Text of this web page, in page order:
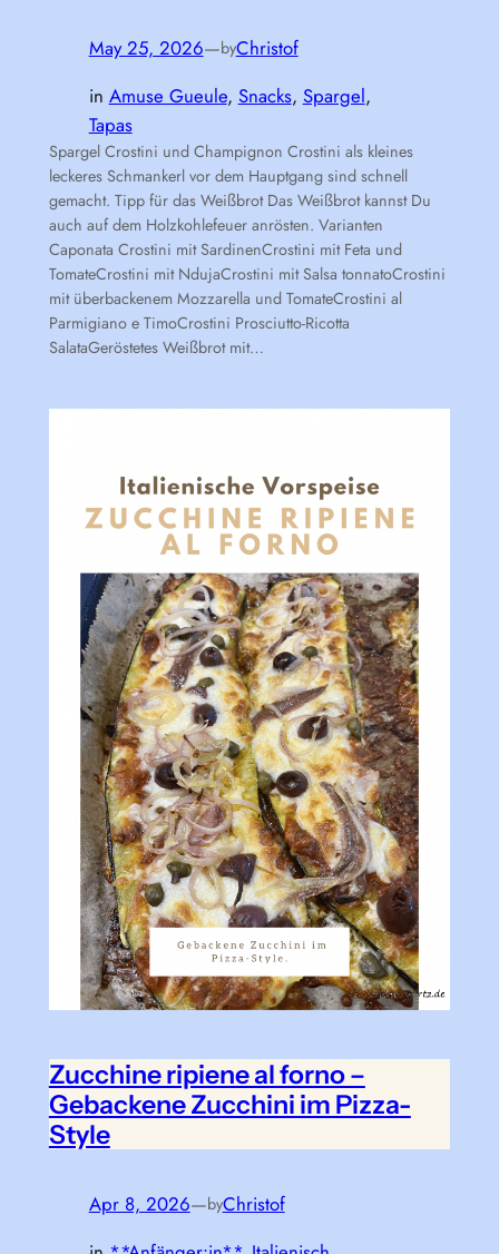
May 25, 2026—byChristof
in Amuse Gueule, Snacks, Spargel
Tapas
Spargel Crostini und Champignon Crostini als kleines
leckeres Schmankerl vor dem Hauptgang sind schnell
gemacht. Tipp für das Weißbrot Das Weißbrot kannst Du
auch auf dem Holzkohlefeuer anrösten. Varianten
Caponata Crostini mit SardinenCrostini mit Feta und
TomateCrostini mit NdujaCrostini mit Salsa tonnatoCrostini
mit überbackenem Mozzarella und TomateCrostini al
Parmigiano e TimoCrostini Prosciutto-Ricotta
SalataGeröstetes Weißbrot mit…
Zucchine ripiene al forno –
Gebackene Zucchini im Pizza-
Style
Apr 8, 2026—byChristof